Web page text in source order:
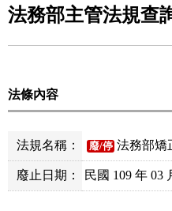
法務部主管法規查
法條內容
法規名稱： 廢/停 法務部矯
廢止日期： 民國 109 年 03